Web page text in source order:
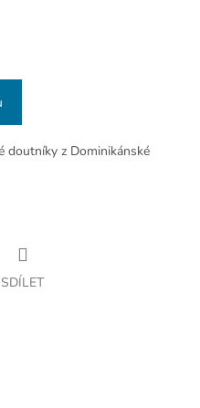
doutníky z Dominikánské
SDÍLET